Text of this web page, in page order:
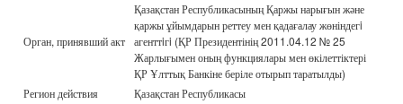
Орган, принявший акт
Қазақстан Республикасының Қаржы нарығын және
қаржы ұйымдарын реттеу мен қадағалау жөніндегi
агенттiгi (ҚР Президентінің 2011.04.12 № 25
Жарлығымен оның функциялары мен өкілеттіктері
ҚР Ұлттық Банкіне беріле отырып таратылды)
Регион действия
Қазақстан Республикасы